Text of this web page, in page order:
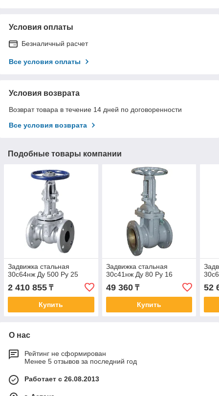
Условия оплаты
Безналичный расчет
Все условия оплаты
Условия возврата
Возврат товара в течение 14 дней по договоренности
Все условия возврата
Подобные товары компании
Задвижка стальная
30с64нж Ду 500 Ру 25
2 410 855 ₸
Купить
Задвижка стальная
30с41нж Ду 80 Ру 16
49 360₸
Купить
52
О нас
Рейтинг не сформирован
Менее 5 отзывов за последний год
Работает с 26.08.2013